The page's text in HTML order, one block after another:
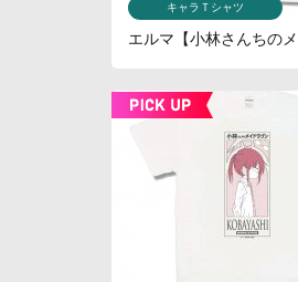
キャラＴシャツ
エルマ【小林さんちの